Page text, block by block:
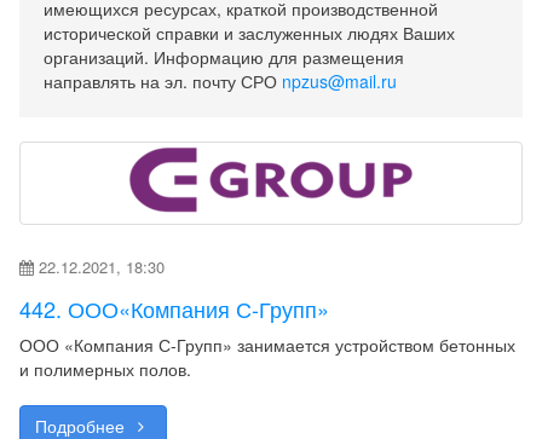
имеющихся ресурсах, краткой производственной
исторической справки и заслуженных людях Ваших
организаций. Информацию для размещения
направлять на эл. почту СРО npzus@mail.ru
22.12.2021, 18:30
442. ООО«Компания С-Групп»
ООО «Компания С-Групп» занимается устройством бетонных
и полимерных полов.
Подробнее